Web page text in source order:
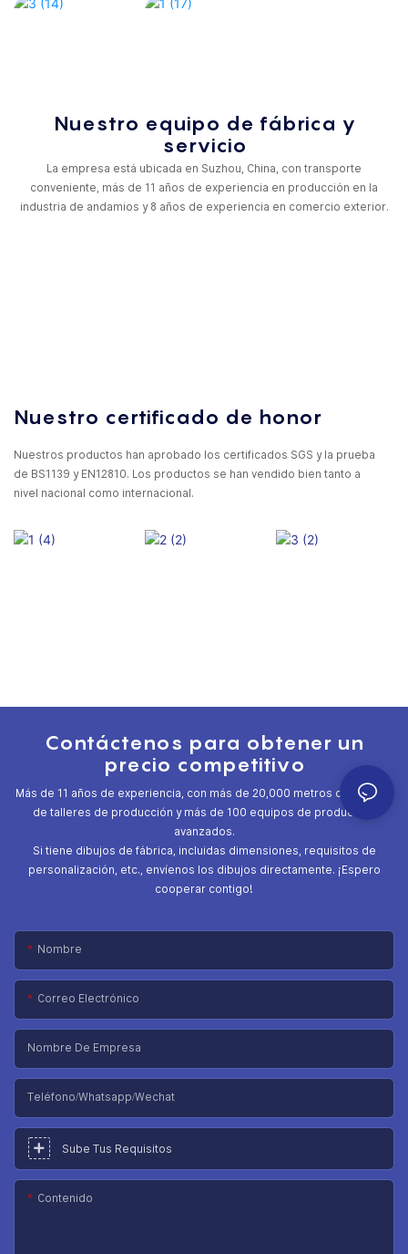
Nuestro equipo de fábrica y
servicio
La empresa está ubicada en Suzhou, China, con transporte
conveniente, más de 11 años de experiencia en producción en la
industria de andamios y 8 años de experiencia en comercio exterior.
Nuestro certificado de honor
Nuestros productos han aprobado los certificados SGS y la prueba
de BS1139 y EN12810. Los productos se han vendido bien tanto a
nivel nacional como internacional.
Contáctenos para obtener un
precio competitivo
Más de 11 años de experiencia, con más de 20,000 metros cuadrados
de talleres de producción y más de 100 equipos de producción
avanzados.
Si tiene dibujos de fábrica, incluidas dimensiones, requisitos de
personalización, etc., envíenos los dibujos directamente. ¡Espero
cooperar contigo!
Nombre
Correo Electrónico
Nombre De Empresa
Teléfono/Whatsapp/Wechat
Sube Tus Requisitos
Contenido